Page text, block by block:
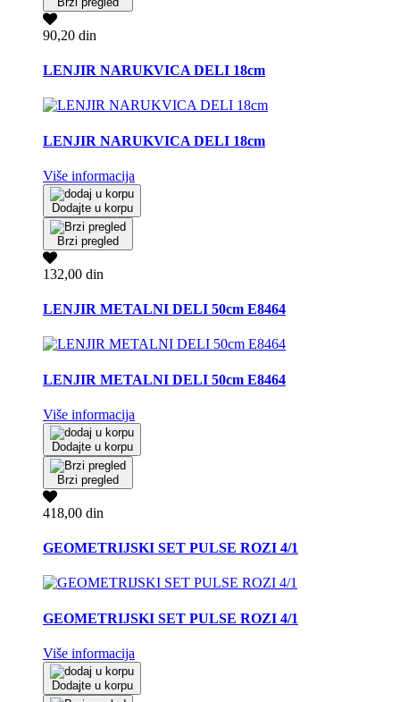
90,20 din
LENJIR NARUKVICA DELI 18cm
LENJIR NARUKVICA DELI 18cm
Više informacija
Dodajte u korpu
Brzi pregled
132,00 din
LENJIR METALNI DELI 50cm E8464
LENJIR METALNI DELI 50cm E8464
Više informacija
Dodajte u korpu
Brzi pregled
418,00 din
GEOMETRIJSKI SET PULSE ROZI 4/1
GEOMETRIJSKI SET PULSE ROZI 4/1
Više informacija
Dodajte u korpu